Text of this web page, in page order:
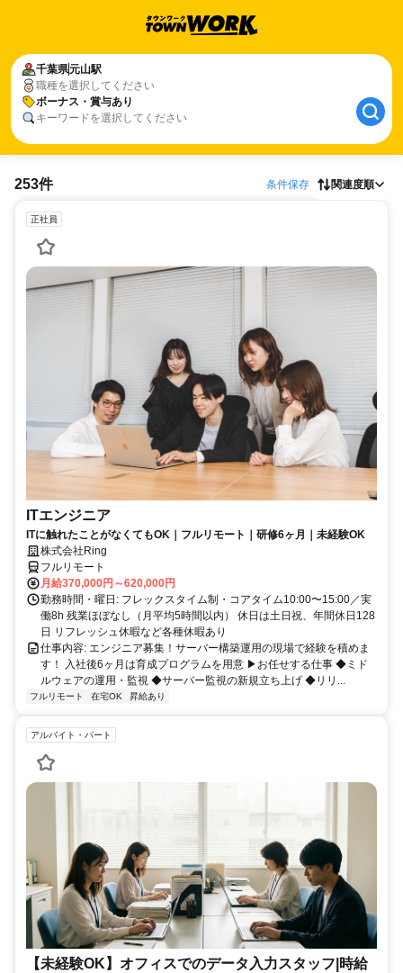
千葉県元山駅
職種を選択してください
ボーナス・賞与あり
キーワードを選択してください
253件 条件保存 関連度順
正社員
ITエンジニア
ITに触れたことがなくてもOK｜フルリモート｜研修6ヶ月｜未経験OK
株式会社Ring
フルリモート
月給370,000円～620,000円
勤務時間・曜日: フレックスタイム制・コアタイム10:00〜15:00／実
働8h 残業ほぼなし（月平均5時間以内） 休日は土日祝、年間休日128
日 リフレッシュ休暇など各種休暇あり
仕事内容: エンジニア募集！サーバー構築運用の現場で経験を積めま
す！ 入社後6ヶ月は育成プログラムを用意 ▶お任せする仕事 ◆ミド
ルウェアの運用・監視 ◆サーバー監視の新規立ち上げ ◆リリ...
フルリモート 在宅OK 昇給あり
アルバイト・パート
【未経験OK】オフィスでのデータ入力スタッフ|時給